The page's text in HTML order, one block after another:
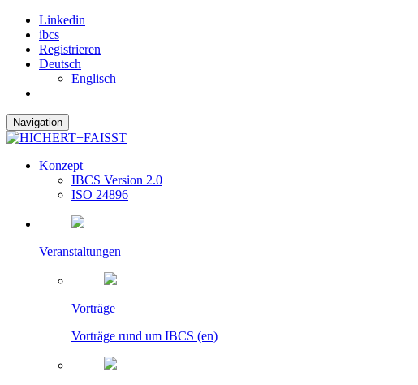
Linkedin
ibcs
Registrieren
Deutsch
Englisch
Navigation
Konzept
IBCS Version 2.0
ISO 24896
Veranstaltungen
Vorträge
Vorträge rund um IBCS (en)